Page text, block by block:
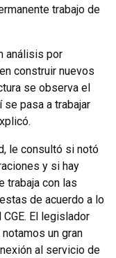
trabajo de
análisis por
construir nuevos
se observa el
pasa a trabajar
le consultó si notó
y si hay
trabaja con las
de acuerdo a lo
El legislador
un gran
al servicio de